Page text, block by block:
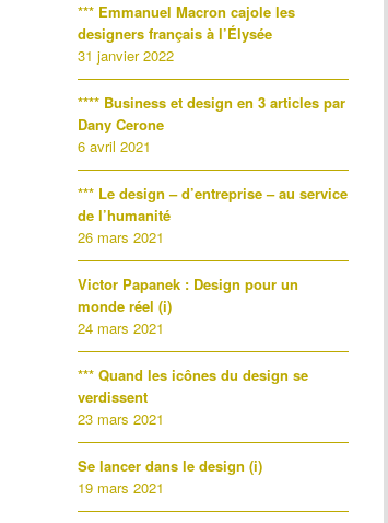
*** Emmanuel Macron cajole les
designers français à l’Élysée
31 janvier 2022
**** Business et design en 3 articles par
Dany Cerone
6 avril 2021
*** Le design – d’entreprise – au service
de l’humanité
26 mars 2021
Victor Papanek : Design pour un
monde réel (i)
24 mars 2021
*** Quand les icônes du design se
verdissent
23 mars 2021
Se lancer dans le design (i)
19 mars 2021